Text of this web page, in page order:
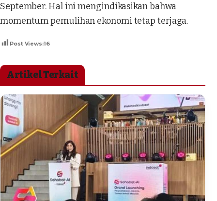
September. Hal ini mengindikasikan bahwa
momentum pemulihan ekonomi tetap terjaga.
Post Views:16
Artikel Terkait